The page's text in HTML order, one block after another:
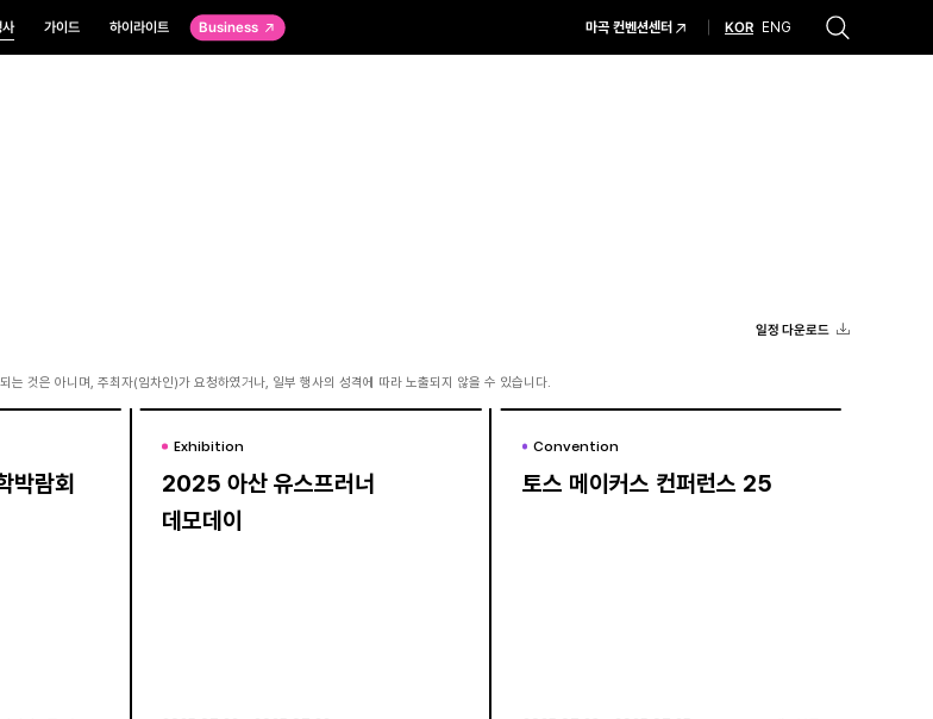
가이드 하이라이트 Business 마곡 컨벤션센터 KOR ENG
일정 다운로드
는 것은 아니며, 주최자(임차인)가 요청하였거나, 일부 행사의 성격에 따라 노출되지 않을 수 있습니다.
박람회
박람회
Exhibition
2025 아산 유스프러너
데모데이
Exhibition
2025 아산 유스프러너
데모데이
Convention
토스 메이커스 컨퍼런스 25
Convention
토스 메이커스 컨퍼런스 25